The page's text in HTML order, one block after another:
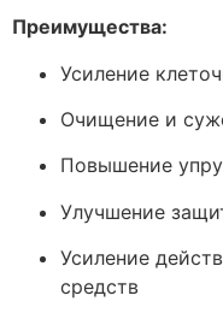
Преимущества:
Усиление
Очищение и
Повышение
Улучшение
Усиление
средств